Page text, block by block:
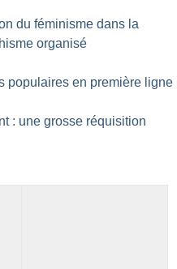
du féminisme dans la
organisé
populaires en première ligne
: une grosse réquisition